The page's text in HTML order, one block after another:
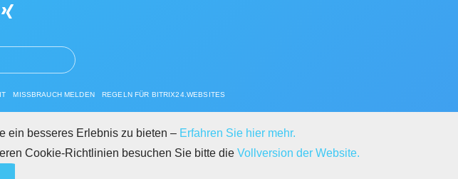
MISSBRAUCH MELDEN REGELN FÜR BITRIX24.WEBSITES
ein besseres Erlebnis zu bieten – Erfahren Sie hier mehr.
Cookie-Richtlinien besuchen Sie bitte die Vollversion der Website.